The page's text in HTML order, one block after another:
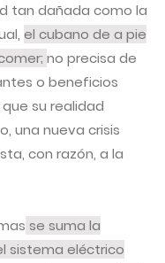
tan dañada como la
el cubano de a pie
no precisa de
o beneficios
su realidad
una nueva crisis
con razón, a la
se suma la
sistema eléctrico